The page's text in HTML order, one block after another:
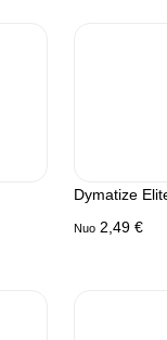
Dymatize
Nuo 2,49 €